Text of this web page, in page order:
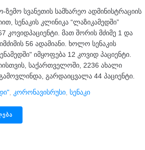
ზემო სვანეთის სამხარეო ადმინისტრაციის
სენაკის კლინიკა “ლაზიკამედში”
კოვიდპაციენტი. მათ შორის მძიმე 1 და
56 ადამიანი. ხოლო სენაკის
იმყოფება 12 კოვიდ პაციენტი.
საქართველოში, ​2236 ახალი
გარდაიცვალა 44 პაციენტი.
Კორონავისრუსი Სენაკი